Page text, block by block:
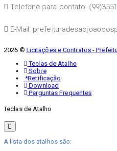
Telefone para contato:
E-Mail:
2026 © Licitações e Contratos -
Teclas de Atalho
Sobre
*Retificação
Download
Perguntas Frequentes
Teclas de Atalho
A lista dos atalhos são: